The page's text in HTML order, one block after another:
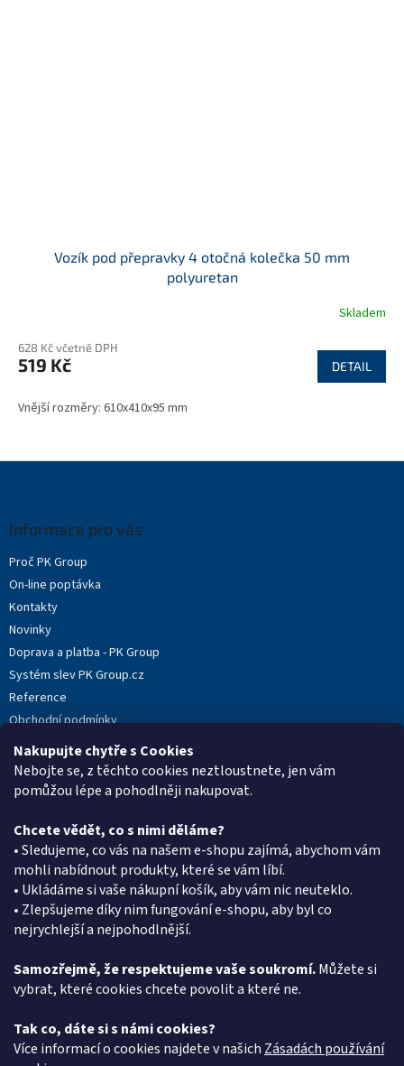
Nakupujte chytře s Cookies
Nebojte se, z těchto cookies neztloustnete, jen vám
pomůžou lépe a pohodlněji nakupovat.
Chcete vědět, co s nimi děláme?
• Sledujeme, co vás na našem e-shopu zajímá, abychom vám
mohli nabídnout produkty, které se vám líbí.
• Ukládáme si vaše nákupní košík, aby vám nic neuteklo.
• Zlepšujeme díky nim fungování e-shopu, aby byl co
nejrychlejší a nejpohodlnější.
Samozřejmě, že respektujeme vaše soukromí.Můžete si
vybrat, které cookies chcete povolit a které ne.
Tak co, dáte si s námi cookies?
Více informací o cookies najdete v našich Zásadách používání
Vozík pod přepravky 4 otočná kolečka 50 mm
polyuretan
Skladem
628 Kč včetně DPH
519 Kč DETAIL
Vnější rozměry: 610x410x95 mm
Informace pro vás
Proč PK Group
On-line poptávka
Kontakty
Novinky
Doprava a platba - PK Group
Systém slev PK Group.cz
Reference
Obchodní podmínky
Podmínky ochrany osobních údajů
Reklamační protokol
Kontakt
eshop@pkgroup.cz
+420603331993
+420734621131
Vyhledávání
HLEDAT